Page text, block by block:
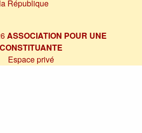
République
ASSOCIATION POUR UNE
CONSTITUANTE
Espace privé